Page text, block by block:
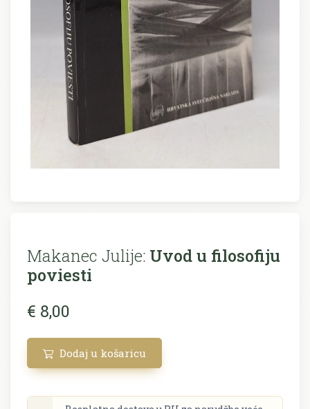
Makanec Julije: Uvod u filosofiju
poviesti
€ 8,00
Dodaj u košaricu